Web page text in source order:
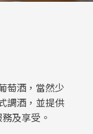
萄酒，當然少
調酒，並提供
及享受。